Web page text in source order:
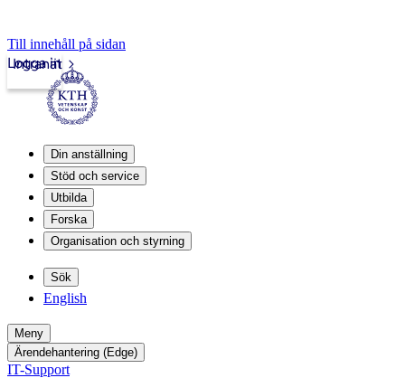
Till innehåll på sidan
Intranät
Logga in
Din anställning
Stöd och service
Utbilda
Forska
Organisation och styrning
Sök
English
Meny
Ärendehantering (Edge)
IT-Support